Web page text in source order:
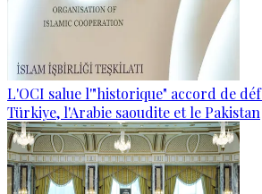
L'OCI salue l'"historique" accord de
Türkiye, l'Arabie saoudite et le Pakistan